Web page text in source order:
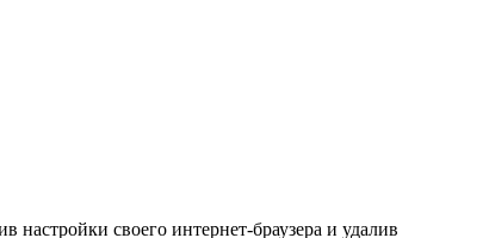
своего интернет-браузера и удалив